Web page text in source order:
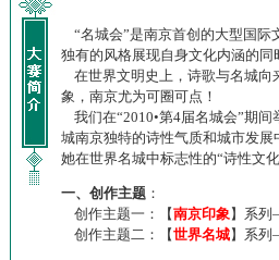
“名城会”是南京首创的大型国际
独有的风格展现自身文化内涵的
在世界文明史上，诗歌与名城向
象，南京尤为可圈可点！
我们在“2010•第4届名城会”期
城南京独特的诗性气质和城市发
她在世界名城中标志性的“诗性文
一、创作主题 ：
创作主题一：【南京印象】系
创作主题二：【世界名城】系